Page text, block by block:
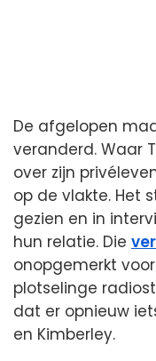
De afgelopen
veranderd. Waar
over zijn
op de vlakte. Het
gezien en in
hun relatie. Die
onopgemerkt
plotselinge
dat er opnieuw
en Kimberley.